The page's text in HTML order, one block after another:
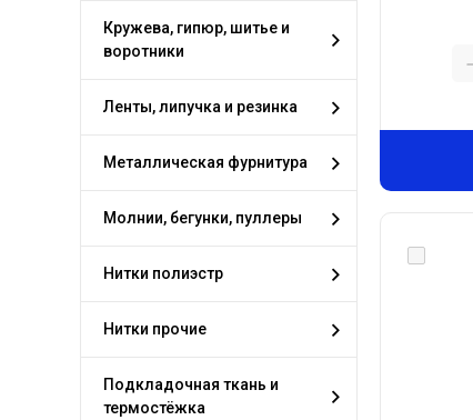
Кружева, гипюр, шитье и
воротники
Ленты, липучка и резинка
Металлическая фурнитура
Молнии, бегунки, пуллеры
Нитки полиэстр
Нитки прочие
Подкладочная ткань и
термостёжка